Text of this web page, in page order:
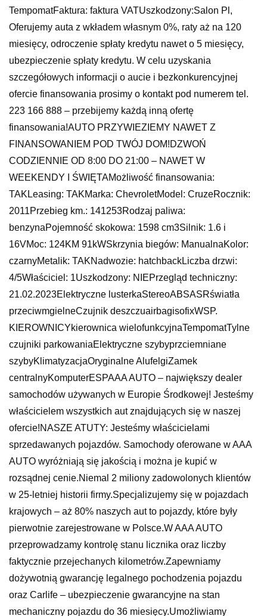
TempomatFaktura: faktura VATUszkodzony:Salon Pl,
Oferujemy auta z wkładem własnym 0%, raty aż na 120
miesięcy, odroczenie spłaty kredytu nawet o 5 miesięcy,
ubezpieczenie spłaty kredytu. W celu uzyskania
szczegółowych informacji o aucie i bezkonkurencyjnej
ofercie finansowania prosimy o kontakt pod numerem tel.
223 166 888 – przebijemy każdą inną ofertę
finansowania!AUTO PRZYWIEZIEMY NAWET Z
FINANSOWANIEM POD TWÓJ DOM!DZWOŃ
CODZIENNIE OD 8:00 DO 21:00 – NAWET W
WEEKENDY I ŚWIĘTAMożliwość finansowania:
TAKLeasing: TAKMarka: ChevroletModel: CruzeRocznik:
2011Przebieg km.: 141253Rodzaj paliwa:
benzynaPojemność skokowa: 1598 cm3Silnik: 1.6 i
16VMoc: 124KM 91kWSkrzynia biegów: ManualnaKolor:
czarnyMetalik: TAKNadwozie: hatchbackLiczba drzwi:
4/5Właściciel: 1Uszkodzony: NIEPrzegląd techniczny:
21.02.2023Elektryczne lusterkaStereoABSASRświatła
przeciwmgielneCzujnik deszczuairbagisofixWSP.
KIEROWNICYkierownica wielofunkcyjnaTempomatTylne
czujniki parkowaniaElektryczne szybyprzciemniane
szybyKlimatyzacjaOryginalne AlufelgiZamek
centralnyKomputerESPAAA AUTO – największy dealer
samochodów używanych w Europie Środkowej! Jesteśmy
właścicielem wszystkich aut znajdujących się w naszej
ofercie!NASZE ATUTY: Jesteśmy właścicielami
sprzedawanych pojazdów. Samochody oferowane w AAA
AUTO wyróżniają się jakością i można je kupić w
rozsądnej cenie.Niemal 2 miliony zadowolonych klientów
w 25-letniej historii firmy.Specjalizujemy się w pojazdach
krajowych – aż 80% naszych aut to pojazdy, które były
pierwotnie zarejestrowane w Polsce.W AAA AUTO
przeprowadzamy kontrolę stanu licznika oraz liczby
faktycznie przejechanych kilometrów.Zapewniamy
dożywotnią gwarancję legalnego pochodzenia pojazdu
oraz Carlife – ubezpieczenie gwarancyjne na stan
mechaniczny pojazdu do 36 miesięcy.Umożliwiamy